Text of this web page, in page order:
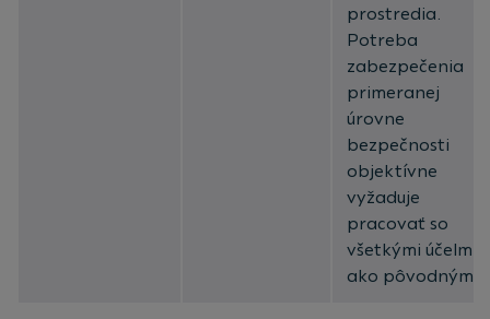
prostredia.
Potreba
zabezpečenia
primeranej
úrovne
bezpečnosti
objektívne
vyžaduje
pracovať so
všetkými účelmi
ako pôvodnými.